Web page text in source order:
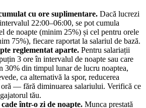
cu ore suplimentare. Dacă lucrezi
22:00–06:00, se pot cumula
de noapte (minim 25%) și cel pentru orele
75%), fiecare raportat la salariul de bază.
reglementat aparte. Pentru salariații
3 ore în intervalul de noapte sau care
30% din timpul lunar de lucru noaptea,
ca alternativă la spor, reducerea
— fără diminuarea salariului. Verifică ce
tău.
într-o zi de noapte. Munca prestată